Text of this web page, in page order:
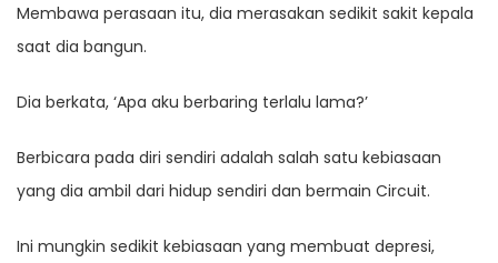
Membawa perasaan itu, dia merasakan sedikit sakit kepala
saat dia bangun.
Dia berkata, ‘Apa aku berbaring terlalu lama?’
Berbicara pada diri sendiri adalah salah satu kebiasaan
yang dia ambil dari hidup sendiri dan bermain Circuit.
Ini mungkin sedikit kebiasaan yang membuat depresi,